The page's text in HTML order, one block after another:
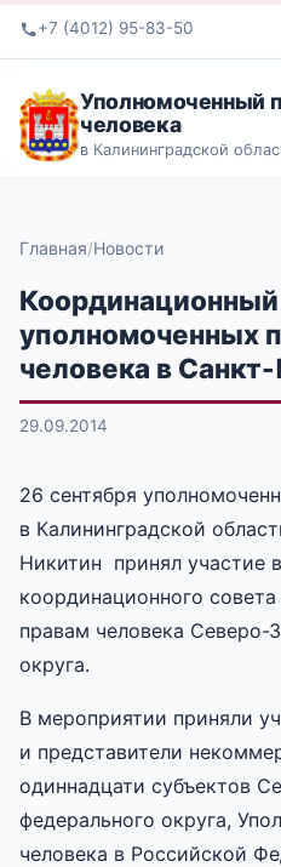
+7 (4012) 95-83-50
Уполномоченный
человека
в Калининградской
Главная Новости
Координационный
уполномоченных
человека в
29.09.2014
26 сентября
в Калининградской
Никитин принял участие
координационного
правам человека Северо-
округа.
В мероприятии приняли
и представители
одиннадцати субъектов
федерального округа,
человека в Российской